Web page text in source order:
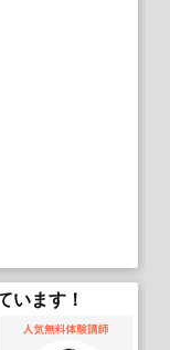
います！